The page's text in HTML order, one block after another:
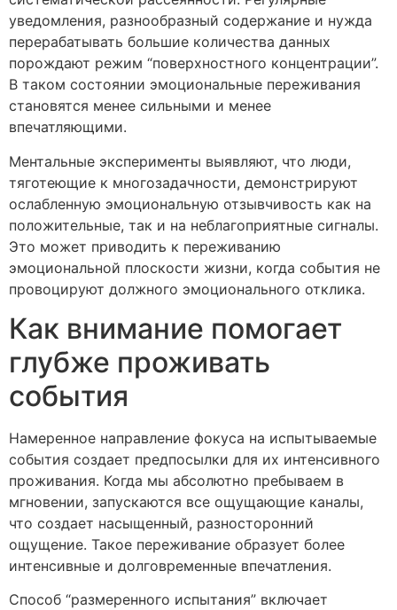
уведомления, разнообразный содержание и нужда
перерабатывать большие количества данных
порождают режим “поверхностного концентрации”.
В таком состоянии эмоциональные переживания
становятся менее сильными и менее
впечатляющими.
Ментальные эксперименты выявляют, что люди,
тяготеющие к многозадачности, демонстрируют
ослабленную эмоциональную отзывчивость как на
положительные, так и на неблагоприятные сигналы.
Это может приводить к переживанию
эмоциональной плоскости жизни, когда события не
провоцируют должного эмоционального отклика.
Как внимание помогает
глубже проживать
события
Намеренное направление фокуса на испытываемые
события создает предпосылки для их интенсивного
проживания. Когда мы абсолютно пребываем в
мгновении, запускаются все ощущающие каналы,
что создает насыщенный, разносторонний
ощущение. Такое переживание образует более
интенсивные и долговременные впечатления.
Способ “размеренного испытания” включает